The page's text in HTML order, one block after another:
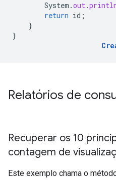
System .out.
return id ;
}
}
Relatórios de
Recuperar os 10
contagem de
Este exemplo chama o